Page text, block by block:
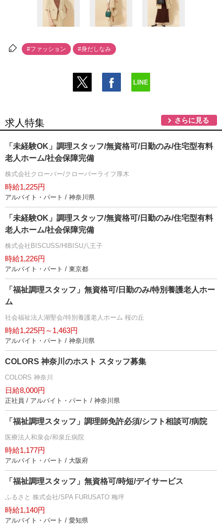
#ファッション #身だしなみ
求人特集 さらに見る
「未経験OK」調理スタッフ/無資格可/日勤のみ/住宅型有料
老人ホーム/社会保障完備
株式会社クローバー/クローバーライフ厚木
時給1,225円
アルバイト・パート / 神奈川県
「未経験OK」調理スタッフ/無資格可/日勤のみ/住宅型有料
老人ホーム/社会保障完備
株式会社BISCUSS/HIBISU八王子
時給1,226円
アルバイト・パート / 東京都
「福祉調理スタッフ」無資格可/日勤のみ/特別養護老人ホー
ム
社会福祉法人湖聖会/特別養護老人ホーム 桜の丘
時給1,225円～1,463円
アルバイト・パート / 神奈川県
COLORS 神奈川のホスト スタッフ募集
COLORS 神奈川
日給8,000円
正社員 / アルバイト・パート / 神奈川県
「福祉調理スタッフ」調理師免許必須/シフト相談可/病院
医療法人和泉会/和泉丘病院
時給1,177円
アルバイト・パート / 大阪府
「福祉調理スタッフ」無資格可/時短/デイサービス
ふるさと 株式会社/SPA FURUSATO 梅坪
時給1,140円
アルバイト・パート / 愛知県